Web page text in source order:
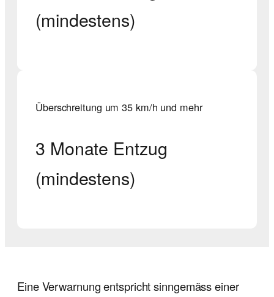
(mindestens)
Überschreitung um 35 km/h und mehr
3 Monate Entzug
(mindestens)
Eine Verwarnung entspricht sinngemäss einer